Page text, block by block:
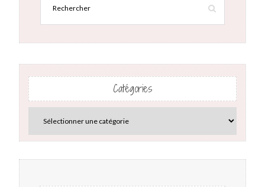
Catégories